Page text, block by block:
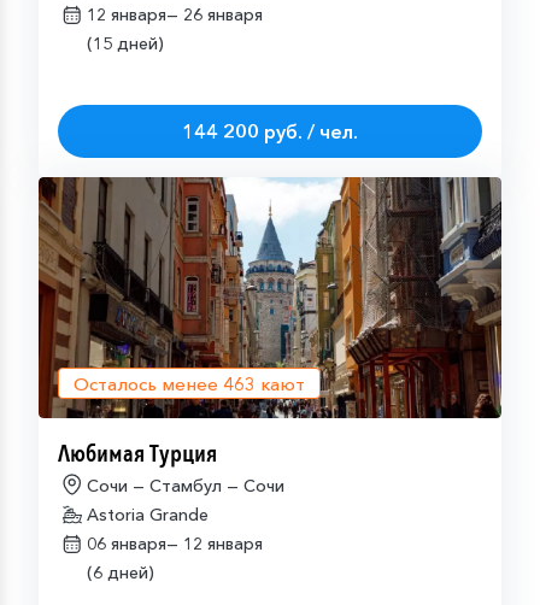
12 января— 26 января
(15 дней)
144 200 руб. / чел.
Осталось менее 463 кают
Любимая Турция
Сочи — Стамбул — Сочи
Astoria Grande
06 января— 12 января
(6 дней)